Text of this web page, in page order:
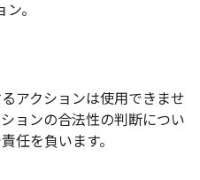
。
アクションは使用できませ
ョンの合法性の判断につい
任を負います。